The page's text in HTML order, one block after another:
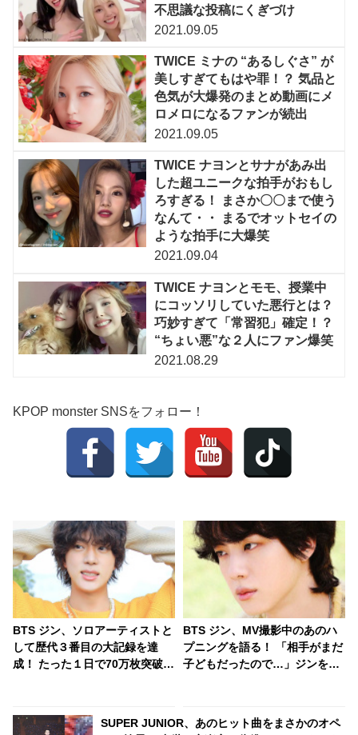
不思議な投稿にくぎづけ
2021.09.05
TWICE ミナの “あるしぐさ” が
美しすぎてもはや罪！？ 気品と
色気が大爆発のまとめ動画にメ
ロメロになるファンが続出
2021.09.05
TWICE ナヨンとサナがあみ出
した超ユニークな拍手がおもし
ろすぎる！ まさか〇〇まで使う
なんて・・ まるでオットセイの
ような拍手に大爆笑
2021.09.04
TWICE ナヨンとモモ、授業中
にコッソリしていた悪行とは？
巧妙すぎて「常習犯」確定！？
“ちょい悪”な２人にファン爆笑
2021.08.29
KPOP monster SNSをフォロー！
BTS ジン、ソロアーティストと
して歴代３番目の大記録を達
成！ たった１日で70万枚突破！
BTS ジン、MV撮影中のあのハ
プニングを語る！ 「相手がまだ
子どもだったので…」ジンを困
SUPER JUNIOR、あのヒット曲をまさかのオペ